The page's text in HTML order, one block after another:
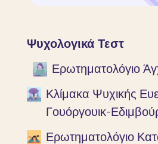
Ψυχολογικά Τεστ
Ερωτηματολόγιο
Κλίμακα Ψυχικής
Γουόργουικ-
Ερωτηματολόγιο